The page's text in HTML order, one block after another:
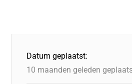
Datum geplaatst:
10 maanden geleden